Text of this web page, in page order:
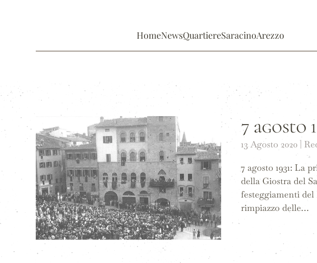
HomeNewsQuartiereSaracinoArezzo
7 agosto
13 Agosto 2020 |
7 agosto 1931: La
della Giostra del
festeggiamenti del
rimpiazzo delle…